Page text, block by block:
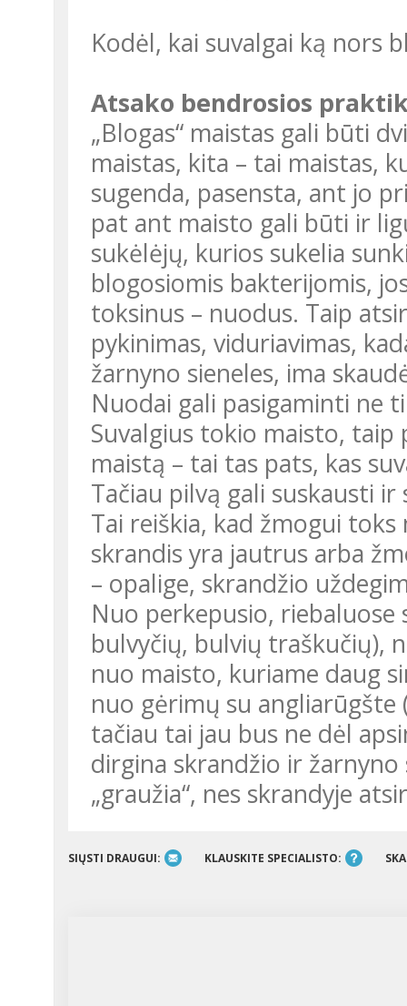
Kodėl, kai suvalgai ką nors
Atsako bendrosios
„Blogas“ maistas gali būti
maistas, kita – tai maistas,
sugenda, pasensta, ant jo
pat ant maisto gali būti ir
sukėlėjų, kurios sukelia
blogosiomis bakterijomis,
toksinus – nuodus. Taip
pykinimas, viduriavimas,
žarnyno sieneles, ima
Nuodai gali pasigaminti ne
Suvalgius tokio maisto,
maistą – tai tas pats, kas
Tačiau pilvą gali suskausti
Tai reiškia, kad žmogui
skrandis yra jautrus arba
– opalige, skrandžio
Nuo perkepusio,
bulvyčių, bulvių traškučių),
nuo maisto, kuriame daug
nuo gėrimų su angliarūgšte
tačiau tai jau bus ne dėl
dirgina skrandžio ir
„graužia“, nes skrandyje
SIŲSTI DRAUGUI: KLAUSKITE SPECIALISTO: